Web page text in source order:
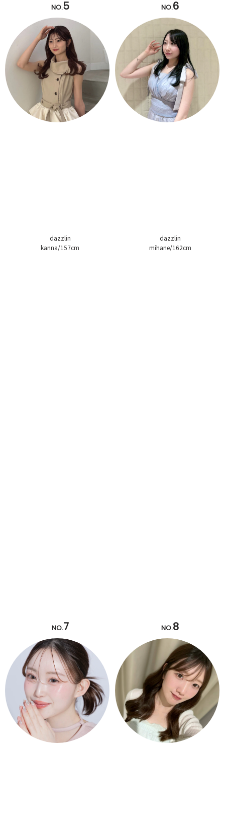
NO.5
dazzlin
kanna/157cm
NO.6
dazzlin
mihane/162cm
NO.7 NO.8